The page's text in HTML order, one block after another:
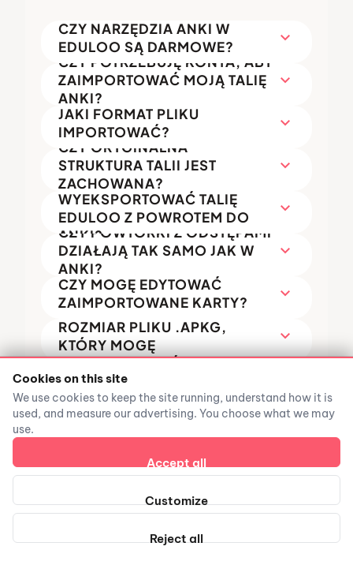
CZY NARZĘDZIA ANKI W
EDULOO SĄ DARMOWE?
expand_more
CZY POTRZEBUJĘ KONTA, ABY
ZAIMPORTOWAĆ MOJĄ TALIĘ
ANKI?
expand_more
JAKI FORMAT PLIKU
IMPORTOWAĆ?
expand_more
CZY ORYGINALNA
STRUKTURA TALII JEST
ZACHOWANA?
expand_more
CZY MOGĘ
WYEKSPORTOWAĆ TALIĘ
EDULOO Z POWROTEM DO
ANKI?
expand_more
CZY POWTÓRKI Z ODSTĘPAMI
DZIAŁAJĄ TAK SAMO JAK W
ANKI?
expand_more
CZY MOGĘ EDYTOWAĆ
ZAIMPORTOWANE KARTY?
expand_more
JAKI JEST MAKSYMALNY
ROZMIAR PLIKU .APKG,
KTÓRY MOGĘ
ZAIMPORTOWAĆ?
expand_more
CZY MOJE IMPORTY ANKI
POZOSTANĄ, JEŚLI NIE
JESTEM ZALOGOWANY?
CZY MOGĘ GENEROWAĆ
NOWE FISZKI OBOK
expand_more
ZOBACZ TO W AKCJI
Cookies on this site
We use cookies to keep the site running, understand how it is
used, and measure our advertising. You choose what we may
use.
Reject all
Customize
Accept all